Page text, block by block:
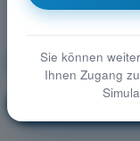
Flugleistung
Sie können
Ihnen Zugang zu